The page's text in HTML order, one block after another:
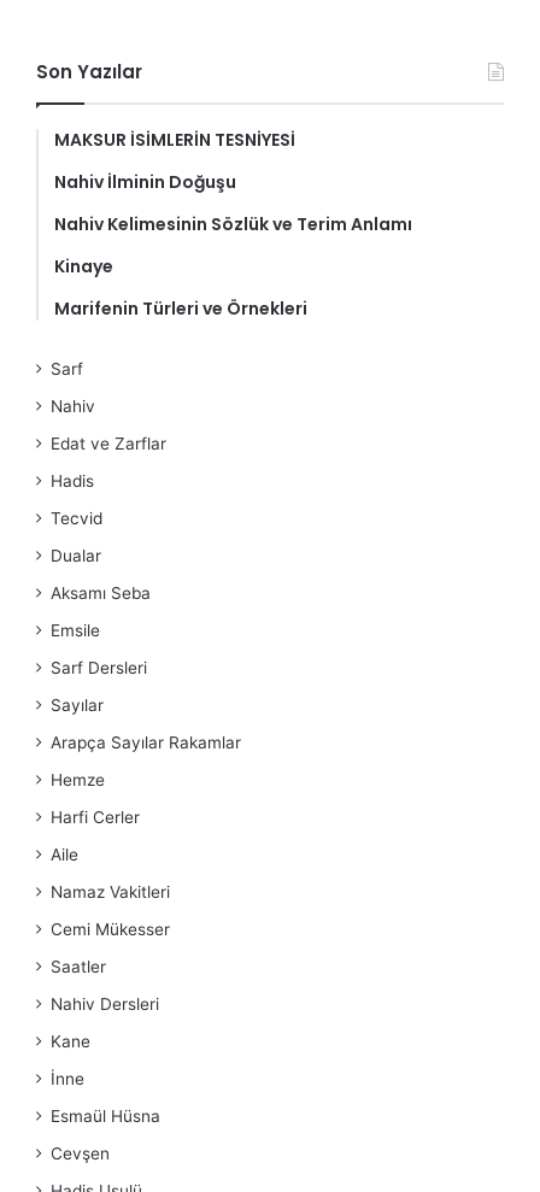
Son Yazılar
MAKSUR İSİMLERİN TESNİYESİ
Nahiv İlminin Doğuşu
Nahiv Kelimesinin Sözlük ve Terim Anlamı
Kinaye
Marifenin Türleri ve Örnekleri
Sarf
Nahiv
Edat ve Zarflar
Hadis
Tecvid
Dualar
Aksamı Seba
Emsile
Sarf Dersleri
Sayılar
Arapça Sayılar Rakamlar
Hemze
Harfi Cerler
Aile
Namaz Vakitleri
Cemi Mükesser
Saatler
Nahiv Dersleri
Kane
İnne
Esmaül Hüsna
Cevşen